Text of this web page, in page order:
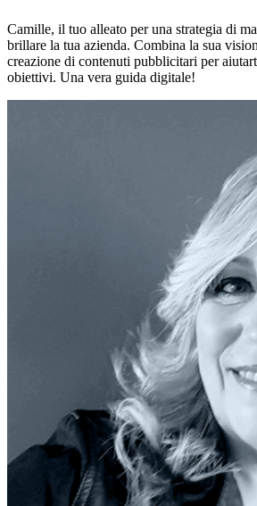
Camille, il tuo alleato per una strategia di
brillare la tua azienda. Combina la sua
creazione di contenuti pubblicitari per
obiettivi. Una vera guida digitale!